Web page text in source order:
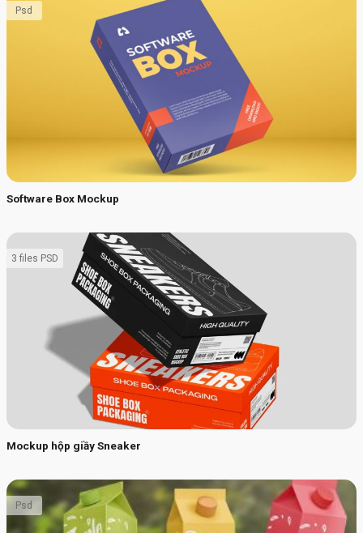
Software Box Mockup
Psd
Mockup hộp giầy Sneaker
3 files PSD
Psd